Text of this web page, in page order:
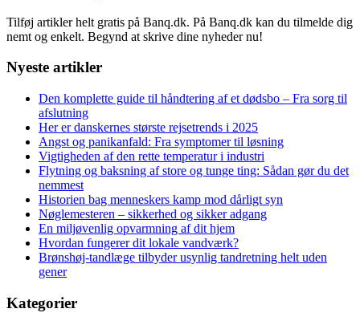
Tilføj artikler helt gratis på Banq.dk. På Banq.dk kan du tilmelde dig
nemt og enkelt. Begynd at skrive dine nyheder nu!
Nyeste artikler
Den komplette guide til håndtering af et dødsbo – Fra sorg til
afslutning
Her er danskernes største rejsetrends i 2025
Angst og panikanfald: Fra symptomer til løsning
Vigtigheden af den rette temperatur i industri
Flytning og baksning af store og tunge ting: Sådan gør du det
nemmest
Historien bag menneskers kamp mod dårligt syn
Nøglemesteren – sikkerhed og sikker adgang
En miljøvenlig opvarmning af dit hjem
Hvordan fungerer dit lokale vandværk?
Brønshøj-tandlæge tilbyder usynlig tandretning helt uden
gener
Kategorier